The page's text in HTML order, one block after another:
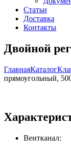
Статьи
Доставка
Контакты
Двойной
ГлавнаяКаталог
прямоугольный,
Вентканал: